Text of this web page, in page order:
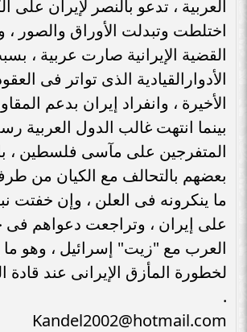
العربية ، تدعو بالنصر لإيران على
اختلطت وتبدلت الأوراق والصور ،
القضية الإيرانية صارت عربية ،
الأدوارالقيادية الذى تواتر فى
الأخيرة ، وانفراد إيران بدعم
بينما انتهت غالب الدول العربية
المتفرجين على مآسى فلسطين ،
بعضهم بالتحالف مع الكيان من
ما ينكرونه فى العلن ، وإن خفتت
على إيران ، وتراجعت دعواهم
العرب مع "زيت" إسرائيل ، وهو
لخطورة المأزق الإيرانى عند قادة
.
Kandel2002@hotmail.com